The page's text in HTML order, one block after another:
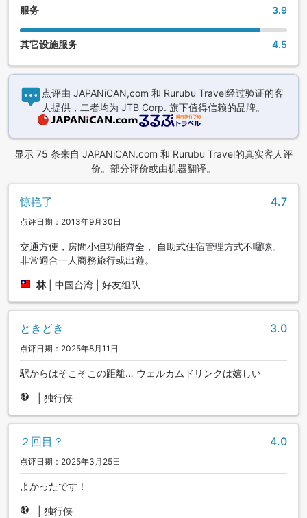
服务 3.9
其它设施服务 4.5
点评由 JAPANiCAN,com 和 Rurubu Travel经过验证的客
人提供，二者均为 JTB Corp. 旗下值得信赖的品牌。
显示 75 条来自 JAPANiCAN.com 和 Rurubu Travel的真实客人评
价。部分评价或由机器翻译。
惊艳了 4.7
点评日期：2013年9月30日
交通方便，房間小但功能齊全， 自助式住宿管理方式不囉嗦。
非常適合一人商務旅行或出遊。
林| 中国台湾 | 好友组队
ときどき 3.0
点评日期：2025年8月11日
駅からはそこそこの距離… ウェルカムドリンクは嬉しい
独行侠
２回目？ 4.0
点评日期：2025年3月25日
よかったです！
独行侠